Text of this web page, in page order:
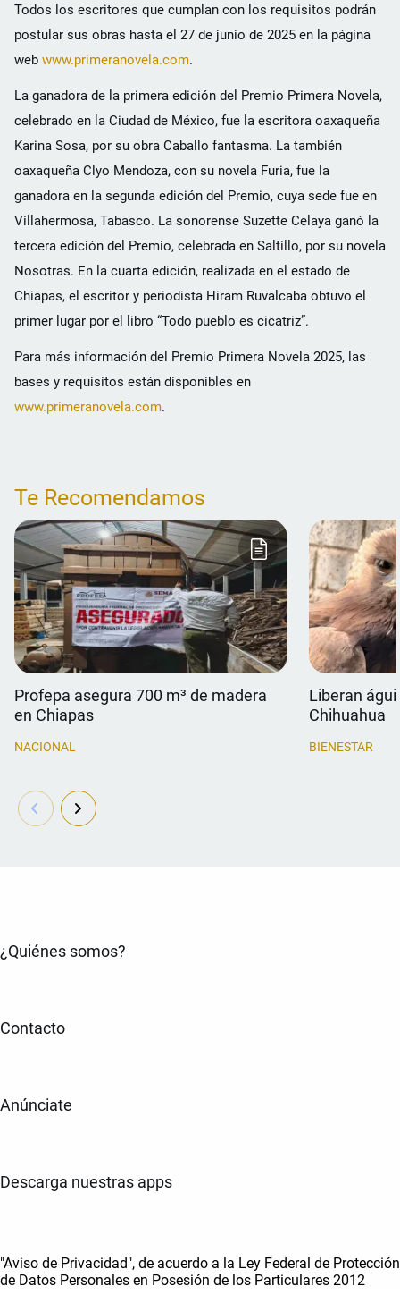
Todos los escritores que cumplan con los requisitos podrán
postular sus obras hasta el 27 de junio de 2025 en la página
web www.primeranovela.com.
La ganadora de la primera edición del Premio Primera Novela,
celebrado en la Ciudad de México, fue la escritora oaxaqueña
Karina Sosa, por su obra Caballo fantasma. La también
oaxaqueña Clyo Mendoza, con su novela Furia, fue la
ganadora en la segunda edición del Premio, cuya sede fue en
Villahermosa, Tabasco. La sonorense Suzette Celaya ganó la
tercera edición del Premio, celebrada en Saltillo, por su novela
Nosotras. En la cuarta edición, realizada en el estado de
Chiapas, el escritor y periodista Hiram Ruvalcaba obtuvo el
primer lugar por el libro “Todo pueblo es cicatriz”.
Para más información del Premio Primera Novela 2025, las
bases y requisitos están disponibles en
www.primeranovela.com.
Te Recomendamos
Profepa asegura 700 m³ de madera
en Chiapas
NACIONAL
Liberan
Chihuahua
BIENESTAR
¿Quiénes somos?
Contacto
Anúnciate
Descarga nuestras apps
"Aviso de Privacidad", de acuerdo a la Ley Federal de Protección
de Datos Personales en Posesión de los Particulares 2012